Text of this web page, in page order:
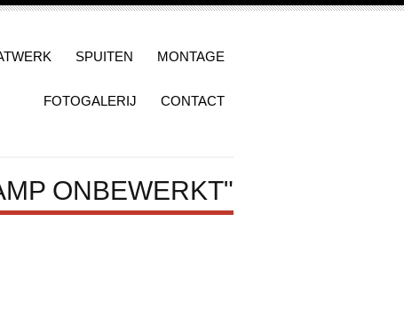
SPUITEN MONTAGE
FOTOGALERIJ CONTACT
ONBEWERKT"